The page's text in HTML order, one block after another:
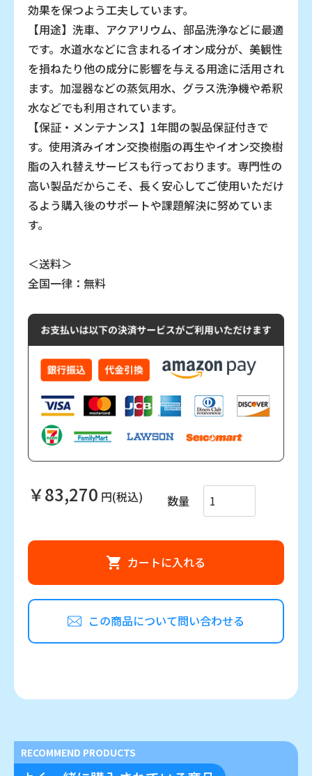
効果を保つよう工夫しています。
【用途】洗車、アクアリウム、部品洗浄などに最適
です。水道水などに含まれるイオン成分が、美観性
を損ねたり他の成分に影響を与える用途に活用され
ます。加湿器などの蒸気用水、グラス洗浄機や希釈
水などでも利用されています。
【保証・メンテナンス】1年間の製品保証付きで
す。使用済みイオン交換樹脂の再生やイオン交換樹
脂の入れ替えサービスも行っております。専門性の
高い製品だからこそ、長く安心してご使用いただけ
るよう購入後のサポートや課題解決に努めていま
す。
＜送料＞
全国一律：無料
￥83,270 円(税込) 数量
カートに入れる
この商品について問い合わせる
RECOMMEND PRODUCTS